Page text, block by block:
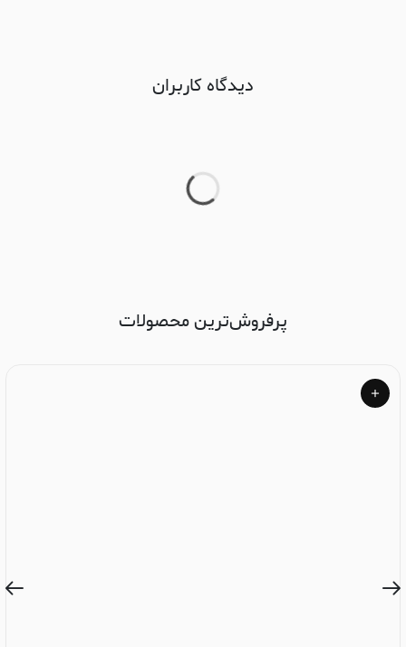
دیدگاه کاربران
پرفروش‌ترین محصولات